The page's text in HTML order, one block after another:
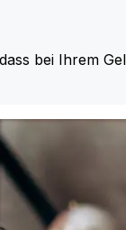
bei Ihrem